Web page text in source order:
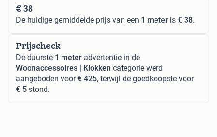
€ 38
De huidige gemiddelde prijs van een 1 meter is € 38.
Prijscheck
De duurste 1 meter advertentie in de
Woonaccessoires | Klokken categorie werd
aangeboden voor€ 425, terwijl de goedkoopste voor
€ 5 stond.